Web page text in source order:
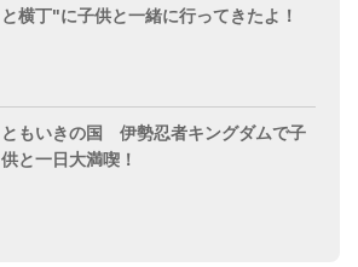
と横丁"に子供と一緒に行ってきたよ！
ともいきの国 伊勢忍者キングダムで子
供と一日大満喫！